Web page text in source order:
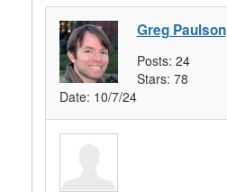
Greg Paulson
Posts: 24
Stars: 78
Date: 10/7/24